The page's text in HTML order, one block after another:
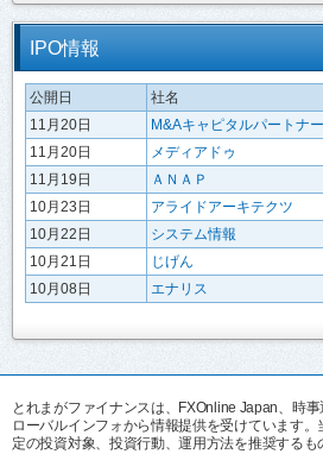
IPO情報
公開日 社名
11月20日
M&Aキャピタルパートナ
11月20日
メディアドゥ
11月19日
ＡＮＡＰ
10月23日
アライドアーキテクツ
10月22日
システム情報
10月21日
じげん
10月08日
エナリス
とれまがファイナンスは、FXOnline Japan、時
ローバルインフォから情報提供を受けています
定の投資対象、投資行動、運用方法を推奨する